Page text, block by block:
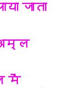
जाता
में